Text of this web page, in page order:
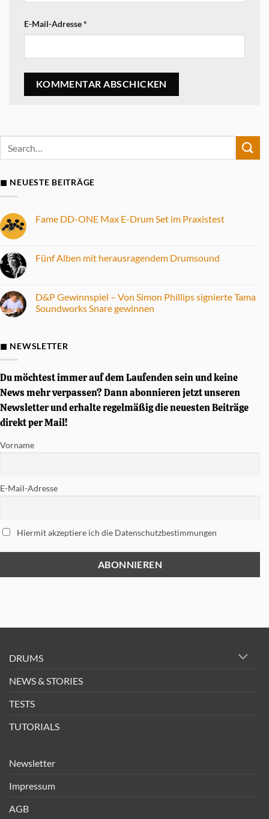
E-Mail-Adresse*
◼ NEUESTE BEITRÄGE
Fame DD-ONE Max E-Drum Set im Praxistest
Fame
DD-
Drum
Set
im
Fünf Alben mit herausragendem Drumsound
Fünf
Alben
mit
D&P Gewinnspiel – Von Simon Phillips signierte Tama
Soundworks Snare gewinnen
D&P
Gewinnspiel
Simon
Phillips
signierte
Tama
Soundworks
Snare
gewinnen
◼ NEWSLETTER
Du möchtest immer auf dem Laufenden sein und keine
News mehr verpassen? Dann abonnieren jetzt unseren
Newsletter und erhalte regelmäßig die neuesten Beiträge
direkt per Mail!
Vorname
E-Mail-Adresse
Hiermit akzeptiere ich die Datenschutzbestimmungen
DRUMS
NEWS & STORIES
TESTS
TUTORIALS
Newsletter
Impressum
AGB